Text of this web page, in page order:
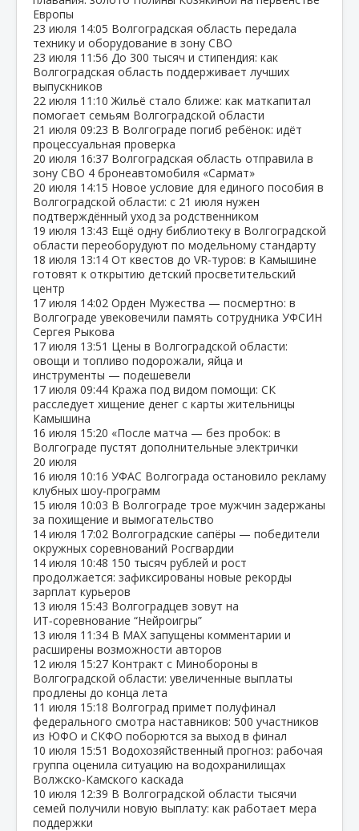
Европы
23 июля 14:05 Волгоградская область передала
технику и оборудование в зону СВО
23 июля 11:56 До 300 тысяч и стипендия: как
Волгоградская область поддерживает лучших
выпускников
22 июля 11:10 Жильё стало ближе: как маткапитал
помогает семьям Волгоградской области
21 июля 09:23 В Волгограде погиб ребёнок: идёт
процессуальная проверка
20 июля 16:37 Волгоградская область отправила в
зону СВО 4 бронеавтомобиля «Сармат»
20 июля 14:15 Новое условие для единого пособия в
Волгоградской области: с 21 июля нужен
подтверждённый уход за родственником
19 июля 13:43 Ещё одну библиотеку в Волгоградской
области переоборудуют по модельному стандарту
18 июля 13:14 От квестов до VR‑туров: в Камышине
готовят к открытию детский просветительский
центр
17 июля 14:02 Орден Мужества — посмертно: в
Волгограде увековечили память сотрудника УФСИН
Сергея Рыкова
17 июля 13:51 Цены в Волгоградской области:
овощи и топливо подорожали, яйца и
инструменты — подешевели
17 июля 09:44 Кража под видом помощи: СК
расследует хищение денег с карты жительницы
Камышина
16 июля 15:20 «После матча — без пробок: в
Волгограде пустят дополнительные электрички
20 июля
16 июля 10:16 УФАС Волгограда остановило рекламу
клубных шоу‑программ
15 июля 10:03 В Волгограде трое мужчин задержаны
за похищение и вымогательство
14 июля 17:02 Волгоградские сапёры — победители
окружных соревнований Росгвардии
14 июля 10:48 150 тысяч рублей и рост
продолжается: зафиксированы новые рекорды
зарплат курьеров
13 июля 15:43 Волгоградцев зовут на
ИТ‑соревнование “Нейроигры”
13 июля 11:34 В МАХ запущены комментарии и
расширены возможности авторов
12 июля 15:27 Контракт с Минобороны в
Волгоградской области: увеличенные выплаты
продлены до конца лета
11 июля 15:18 Волгоград примет полуфинал
федерального смотра наставников: 500 участников
из ЮФО и СКФО поборются за выход в финал
10 июля 15:51 Водохозяйственный прогноз: рабочая
группа оценила ситуацию на водохранилищах
Волжско‑Камского каскада
10 июля 12:39 В Волгоградской области тысячи
семей получили новую выплату: как работает мера
поддержки